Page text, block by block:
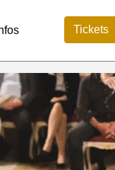
Tickets